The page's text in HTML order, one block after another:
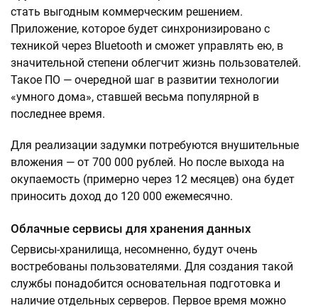
стать выгодным коммерческим решением.
Приложение, которое будет синхронизировано с
техникой через Bluetooth и сможет управлять ею, в
значительной степени облегчит жизнь пользователей.
Такое ПО — очередной шаг в развитии технологии
«умного дома», ставшей весьма популярной в
последнее время.
Для реализации задумки потребуются внушительные
вложения — от 700 000 рублей. Но после выхода на
окупаемость (примерно через 12 месяцев) она будет
приносить доход до 120 000 ежемесячно.
Облачные сервисы для хранения данных
Сервисы-хранилища, несомненно, будут очень
востребованы пользователями. Для создания такой
службы понадобится основательная подготовка и
наличие отдельных серверов. Первое время можно